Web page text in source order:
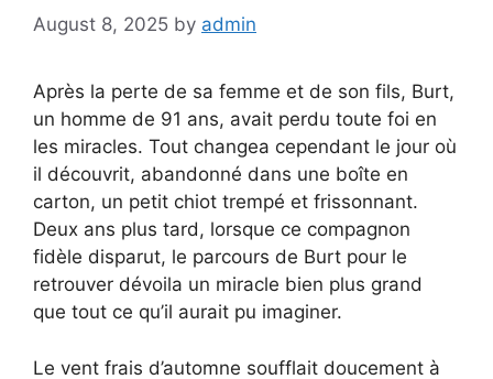
August 8, 2025 by admin
Après la perte de sa femme et de son fils, Burt,
un homme de 91 ans, avait perdu toute foi en
les miracles. Tout changea cependant le jour où
il découvrit, abandonné dans une boîte en
carton, un petit chiot trempé et frissonnant.
Deux ans plus tard, lorsque ce compagnon
fidèle disparut, le parcours de Burt pour le
retrouver dévoila un miracle bien plus grand
que tout ce qu’il aurait pu imaginer.
Le vent frais d’automne soufflait doucement à